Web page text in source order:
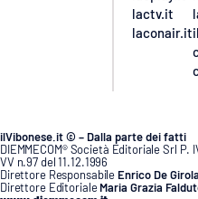
lactv.it
laconair.it
ilVibonese.it © – Dalla parte dei fatti
DIEMMECOM® Società Editoriale Srl P.
VV n.97 del 11.12.1996
Direttore Responsabile Enrico De
Direttore Editoriale Maria Grazia